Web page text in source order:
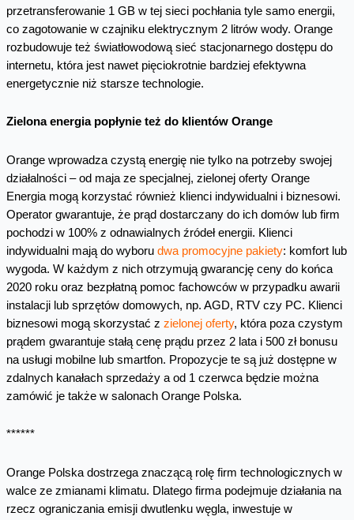
przetransferowanie 1 GB w tej sieci pochłania tyle samo energii,
co zagotowanie w czajniku elektrycznym 2 litrów wody. Orange
rozbudowuje też światłowodową sieć stacjonarnego dostępu do
internetu, która jest nawet pięciokrotnie bardziej efektywna
energetycznie niż starsze technologie.
Zielona energia popłynie też do klientów Orange
Orange wprowadza czystą energię nie tylko na potrzeby swojej
działalności – od maja ze specjalnej, zielonej oferty Orange
Energia mogą korzystać również klienci indywidualni i biznesowi.
Operator gwarantuje, że prąd dostarczany do ich domów lub firm
pochodzi w 100% z odnawialnych źródeł energii. Klienci
indywidualni mają do wyboru dwa promocyjne pakiety: komfort lub
wygoda. W każdym z nich otrzymują gwarancję ceny do końca
2020 roku oraz bezpłatną pomoc fachowców w przypadku awarii
instalacji lub sprzętów domowych, np. AGD, RTV czy PC. Klienci
biznesowi mogą skorzystać z zielonej oferty, która poza czystym
prądem gwarantuje stałą cenę prądu przez 2 lata i 500 zł bonusu
na usługi mobilne lub smartfon. Propozycje te są już dostępne w
zdalnych kanałach sprzedaży a od 1 czerwca będzie można
zamówić je także w salonach Orange Polska.
******
Orange Polska dostrzega znaczącą rolę firm technologicznych w
walce ze zmianami klimatu. Dlatego firma podejmuje działania na
rzecz ograniczania emisji dwutlenku węgla, inwestuje w